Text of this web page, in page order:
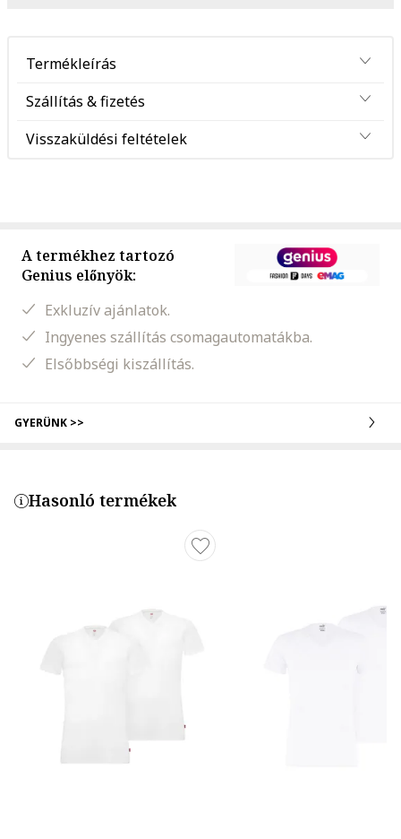
Termékleírás
Szállítás & fizetés
Visszaküldési feltételek
A termékhez tartozó
Genius előnyök:
Exkluzív ajánlatok.
Ingyenes szállítás csomagautomatákba.
Elsőbbségi kiszállítás.
GYERÜNK >>
Hasonló termékek